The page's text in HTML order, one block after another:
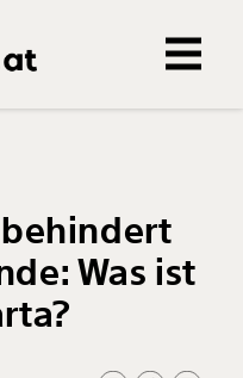
Was ist